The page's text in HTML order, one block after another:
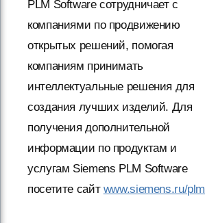
PLM Software сотрудничает с
компаниями по продвижению
открытых решений, помогая
компаниям принимать
интеллектуальные решения для
создания лучших изделий. Для
получения дополнительной
информации по продуктам и
услугам Siemens PLM Software
посетите сайт www.siemens.ru/plm